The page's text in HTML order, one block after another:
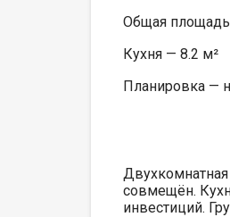
Общая
Кухня — 8.2 м²
Планировка —
совмещён.
инвестиций.